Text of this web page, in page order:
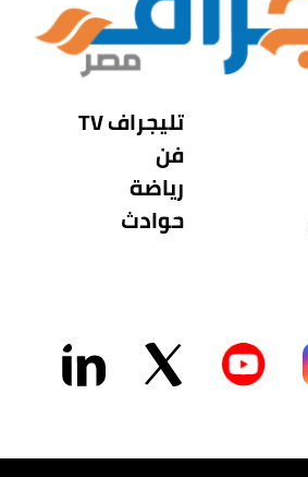
تليجراف TV
فن
رياضة
حوادث